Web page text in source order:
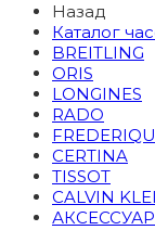
Назад
Каталог
BREITLING
ORIS
LONGINES
RADO
CERTINA
TISSOT
CALVIN